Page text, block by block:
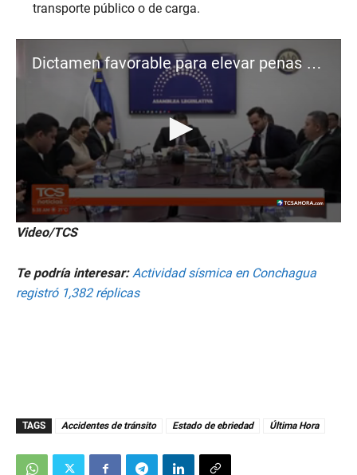
transporte público o de carga.
Dictamen favorable para elevar penas por conducción peligrosa
0
s
c
o
n
t
e
,
Video/TCS
Te podría interesar: Actividad sísmica en Conchagua
registró 1,382 réplicas
TAGS Accidentes de tránsito Estado de ebriedad Última Hora